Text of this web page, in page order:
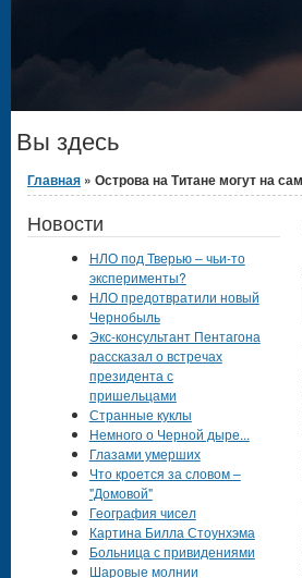
Вы здесь
Главная » Острова на Титане могут на
Новости
НЛО под Тверью – чьи-то
эксперименты?
НЛО предотвратили новый
Чернобыль
Экс-консультант Пентагона
рассказал о встречах
президента с
пришельцами
Странные куклы
Немного о Черной дыре...
Глазами умерших
Что кроется за словом –
"Домовой"
География чисел
Картина Билла Стоунхэма
Больница с привидениями
Шаровые молнии